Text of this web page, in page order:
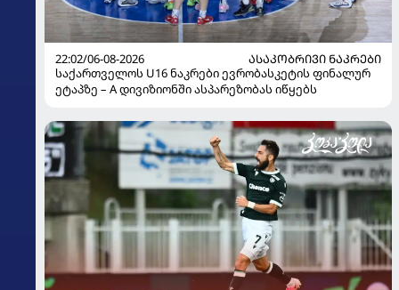
22:02/06-08-2026
ᲐᲡᲐᲙᲝᲑᲠᲘᲕᲘ ᲜᲐᲙᲠᲔᲑᲘ
საქართველოს U16 ნაკრები ევრობასკეტის ფინალურ
ეტაპზე – A დივიზიონში ასპარეზობას იწყებს